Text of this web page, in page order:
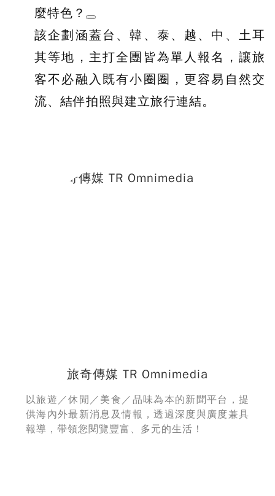
麼特色？
該企劃涵蓋台、韓、泰、越、中、土耳
其等地，主打全團皆為單人報名，讓旅
客不必融入既有小圈圈，更容易自然交
流、結伴拍照與建立旅行連結。
旅奇傳媒 TR Omnimedia
以旅遊／休閒／美食／品味為本的新聞平台，提
供海內外最新消息及情報，透過深度與廣度兼具
報導，帶領您閱覽豐富、多元的生活！